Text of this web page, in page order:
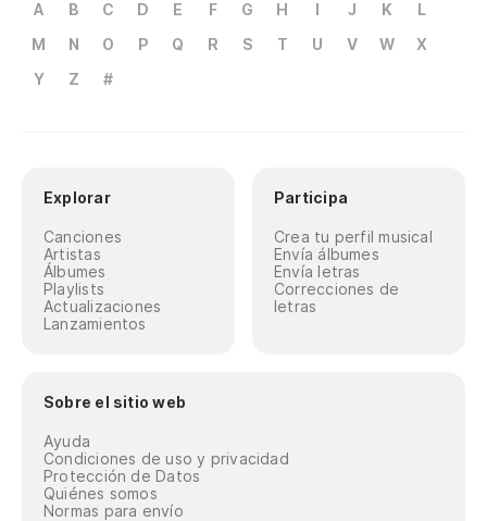
A B C D E F G H I J K
L
M
N O P Q R S T U V W
X
Y
Z #
Explorar
Canciones
Artistas
Álbumes
Playlists
Actualizaciones
Lanzamientos
Participa
Crea tu perfil musical
Envía álbumes
Envía letras
Correcciones de
letras
Sobre el sitio web
Ayuda
Condiciones de uso y privacidad
Protección de Datos
Quiénes somos
Normas para envío